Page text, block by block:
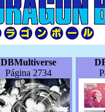
DBMultiverse
Página 2734